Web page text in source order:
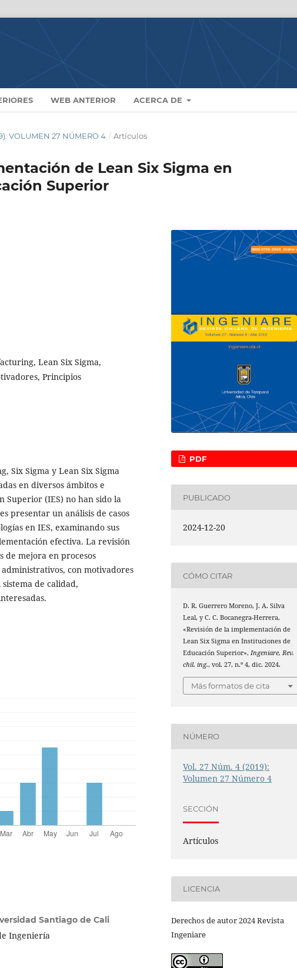
WEB ANTERIOR ACERCA DE
VOLUMEN 27 NÚMERO 4 / Artículos
de Lean Six Sigma en
Superior
Lean Six Sigma,
Principios
Six Sigma y Lean Six Sigma
en diversos ámbitos e
Superior (IES) no han sido la
presentar un análisis de casos
en IES, examinando sus
efectiva. La revisión
de mejora en procesos
con motivadores
de calidad,
Santiago de Cali
Ingeniería
PDF
PUBLICADO
2024-12-20
CÓMO CITAR
D. R. Guerrero Moreno, J. A. Silva
Leal, y C. C. Bocanegra-Herrera,
«Revisión de la implementación de
Lean Six Sigma en Instituciones de
Educación Superior»,Ingeniare, Rev.
chil. ing., vol. 27, n.º 4, dic. 2024.
Más formatos de cita
NÚMERO
Vol. 27 Núm. 4 (2019):
Volumen 27 Número 4
SECCIÓN
Artículos
LICENCIA
Derechos de autor 2024 Revista
Ingeniare